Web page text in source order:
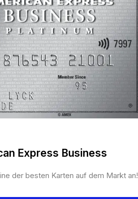
Express Business
der besten Karten auf dem Markt an!